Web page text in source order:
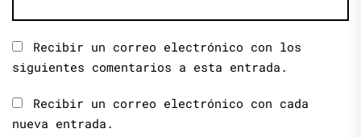
Recibir un correo electrónico con los
siguientes comentarios a esta entrada.
Recibir un correo electrónico con cada
nueva entrada.